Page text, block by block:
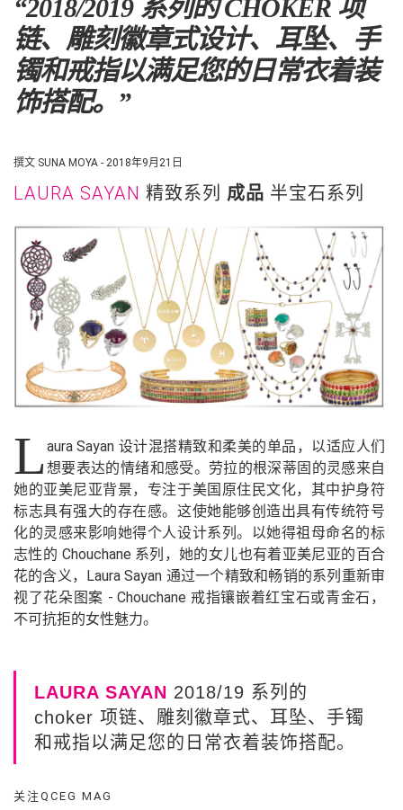
“2018/2019 系列的 CHOKER 项
链、雕刻徽章式设计、耳坠、手
镯和戒指以满足您的日常衣着装
饰搭配。”
撰文 SUNA MOYA - 2018年9月21日
LAURA SAYAN 精致系列 成品 半宝石系列
L aura Sayan 设计混搭精致和柔美的单品，以适应人们
想要表达的情绪和感受。劳拉的根深蒂固的灵感来自
她的亚美尼亚背景，专注于美国原住民文化，其中护身符
标志具有强大的存在感。这使她能够创造出具有传统符号
化的灵感来影响她得个人设计系列。以她得祖母命名的标
志性的 Chouchane 系列，她的女儿也有着亚美尼亚的百合
花的含义，Laura Sayan 通过一个精致和畅销的系列重新审
视了花朵图案 - Chouchane 戒指镶嵌着红宝石或青金石，
不可抗拒的女性魅力。
LAURA SAYAN 2018/19 系列的
choker 项链、雕刻徽章式、耳坠、手镯
和戒指以满足您的日常衣着装饰搭配。
关注QCEG MAG